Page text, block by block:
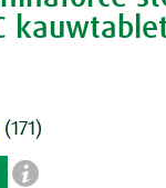
(171)
